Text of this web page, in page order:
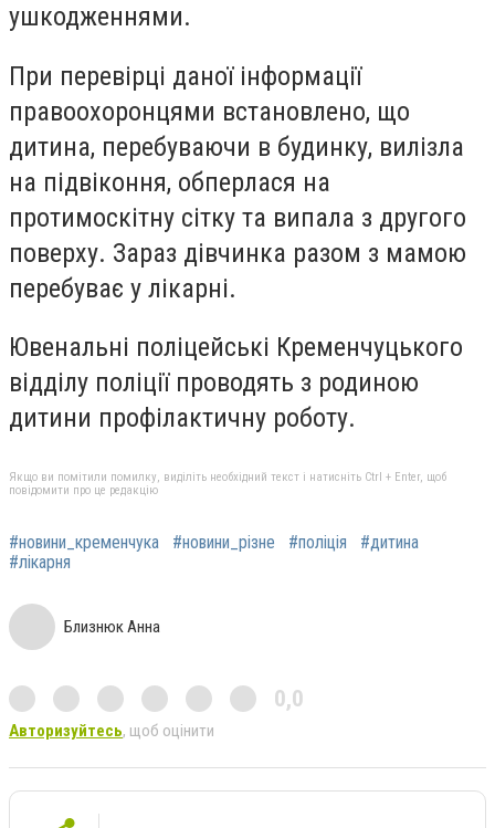
ушкодженнями.
При перевірці даної інформації
правоохоронцями встановлено, що
дитина, перебуваючи в будинку, вилізла
на підвіконня, обперлася на
протимоскітну сітку та випала з другого
поверху. Зараз дівчинка разом з мамою
перебуває у лікарні.
Ювенальні поліцейські Кременчуцького
відділу поліції проводять з родиною
дитини профілактичну роботу.
Якщо ви помітили помилку, виділіть необхідний текст і натисніть Ctrl + Enter, щоб
повідомити про це редакцію
#новини_кременчука #новини_різне #поліція
#дитина
#лікарня
Близнюк Анна
0,0
Авторизуйтесь, щоб оцінити